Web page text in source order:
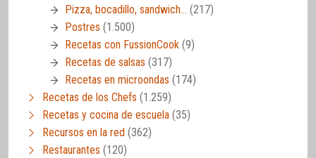
Pizza, bocadillo, sandwich… (217)
Postres (1.500)
Recetas con FussionCook (9)
Recetas de salsas (317)
Recetas en microondas (174)
Recetas de los Chefs (1.259)
Recetas y cocina de escuela (35)
Recursos en la red (362)
Restaurantes (120)